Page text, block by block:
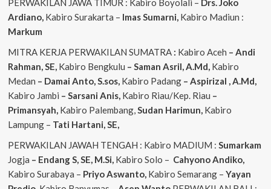
PERWAKILAN JAWA TIMUR : Kabiro Boyolali – Drs. Joko
Ardiano, Kabiro Surakarta – ImasSumarni, Kabiro Madiun :
Markum
MITRA KERJA PERWAKILAN SUMATRA : Kabiro Aceh – Andi
Rahman, SE, Kabiro Bengkulu – Saman Asril, A.Md, Kabiro
Medan – Damai Anto, S.sos, Kabiro Padang– Aspirizal , A.Md,
Kabiro Jambi – Sarsani Anis, Kabiro Riau/Kep. Riau –
Primansyah, Kabiro Palembang,Sudan Harimun, Kabiro
Lampung – Tati Hartani, SE,
PERWAKILAN JAWAH TENGAH : Kabiro MADIUM : Sumarkam
Jogja – Endang S, SE, M.Si, Kabiro Solo – CahyonoAndiko,
Kabiro Surabaya – PriyoAswanto, Kabiro Semarang – Yayan